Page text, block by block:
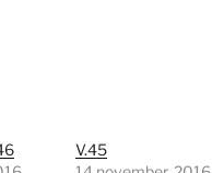
V.45